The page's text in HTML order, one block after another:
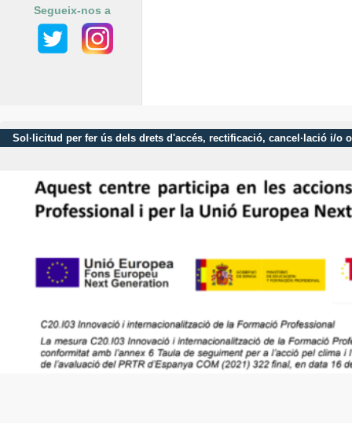
Segueix-nos a
Sol·licitud per fer ús dels drets d'accés, rectificació, cancel·lació i/